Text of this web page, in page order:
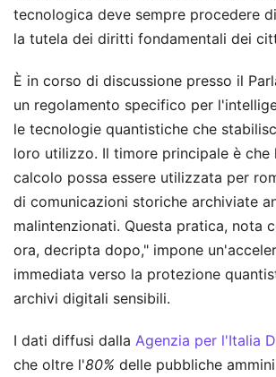
tecnologica deve sempre procedere
la tutela dei diritti fondamentali dei
È in corso di discussione presso il
un regolamento specifico per
le tecnologie quantistiche che
loro utilizzo. Il timore principale è che
calcolo possa essere utilizzata per
di comunicazioni storiche archiviate
malintenzionati. Questa pratica, nota
ora, decripta dopo," impone
immediata verso la protezione
archivi digitali sensibili.
I dati diffusi dalla Agenzia per l'Italia
che oltre l'80% delle pubbliche